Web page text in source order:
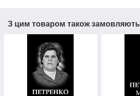
З цим товаром також замовляють